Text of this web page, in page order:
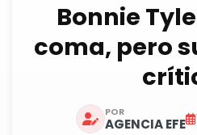
Bonnie
coma, pero
POR
AGENCIA EFE